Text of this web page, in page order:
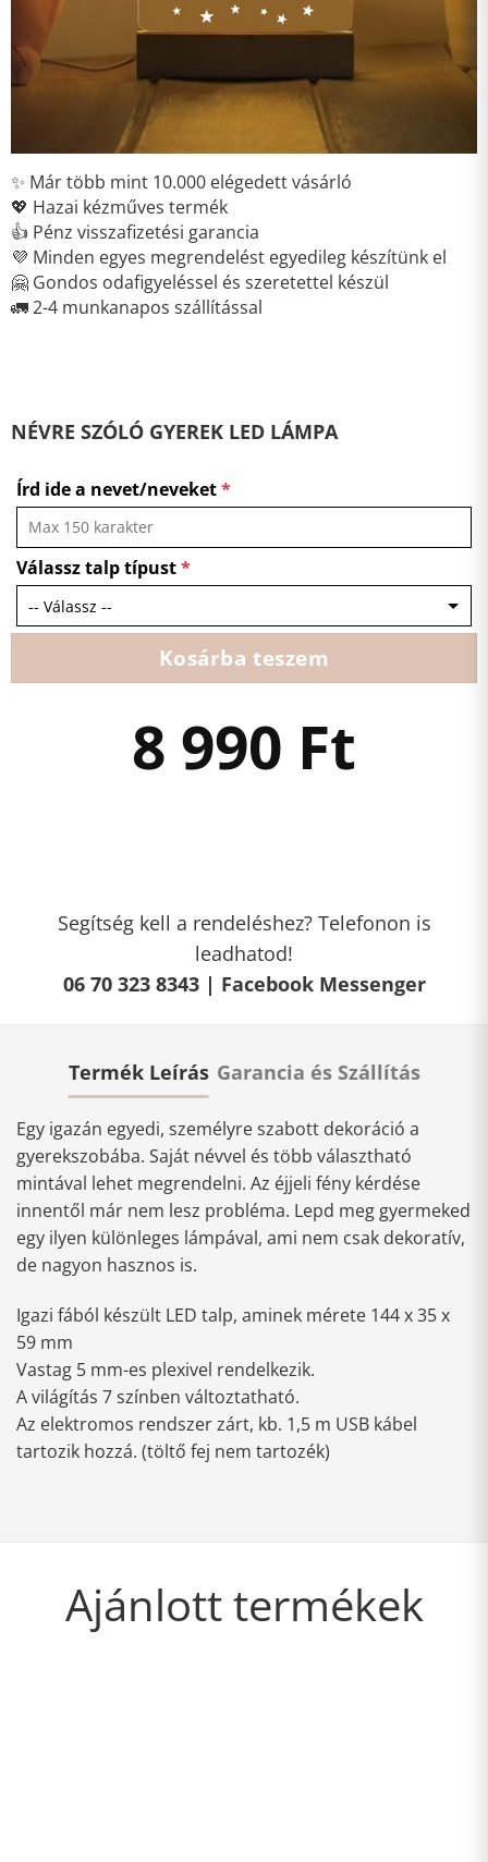
✨ Már több mint 10.000 elégedett vásárló
💖 Hazai kézműves termék
👍 Pénz visszafizetési garancia
💜 Minden egyes megrendelést egyedileg készítünk el
🤗 Gondos odafigyeléssel és szeretettel készül
🚛 2-4 munkanapos szállítással
NÉVRE SZÓLÓ GYEREK LED LÁMPA
Írd ide a nevet/neveket*
Válassz talp típust*
Kosárba teszem
8 990 Ft
Segítség kell a rendeléshez? Telefonon is
leadhatod!
06 70 323 8343 | Facebook Messenger
Termék Leírás Garancia és Szállítás
Egy igazán egyedi, személyre szabott dekoráció a
gyerekszobába. Saját névvel és több választható
mintával lehet megrendelni. Az éjjeli fény kérdése
innentől már nem lesz probléma. Lepd meg gyermeked
egy ilyen különleges lámpával, ami nem csak dekoratív,
de nagyon hasznos is.
Igazi fából készült LED talp, aminek mérete 144 x 35 x
59 mm
Vastag 5 mm-es plexivel rendelkezik.
A világítás 7 színben változtatható.
Az elektromos rendszer zárt, kb. 1,5 m USB kábel
tartozik hozzá. (töltő fej nem tartozék)
Ajánlott termékek